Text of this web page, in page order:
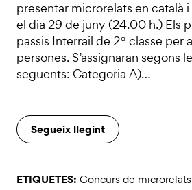
presentar microrelats en català
el dia 29 de juny (24.00 h.) Els
passis Interrail de 2ª classe per
persones. S’assignaran segons
següents: Categoria A)…
Segueix llegint
ETIQUETES: Concurs de microrelats